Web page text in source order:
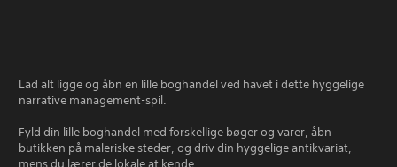
Lad alt ligge og åbn en lille boghandel ved havet i dette hyggelige
narrative management-spil.
Fyld din lille boghandel med forskellige bøger og varer, åbn
butikken på maleriske steder, og driv din hyggelige antikvariat,
mens du lærer de lokale at kende.